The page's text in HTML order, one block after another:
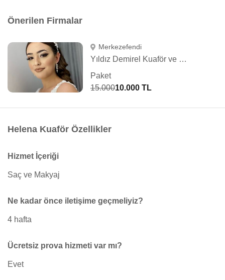
Önerilen Firmalar
Merkezefendi
Yıldız Demirel Kuaför ve Güzellik Salonu
Paket
15.00010.000 TL
Helena Kuaför Özellikler
Hizmet İçeriği
Saç ve Makyaj
Ne kadar önce iletişime geçmeliyiz?
4 hafta
Ücretsiz prova hizmeti var mı?
Evet